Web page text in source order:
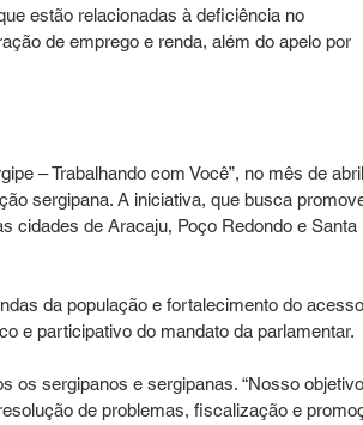
estão relacionadas à deficiência no
de emprego e renda, além do apelo por
– Trabalhando com Você”, no mês de abril
sergipana. A iniciativa, que busca
cidades de Aracaju, Poço Redondo e Santa
da população e fortalecimento do
e participativo do mandato da parlamentar.
os sergipanos e sergipanas. “Nosso
de problemas, fiscalização e